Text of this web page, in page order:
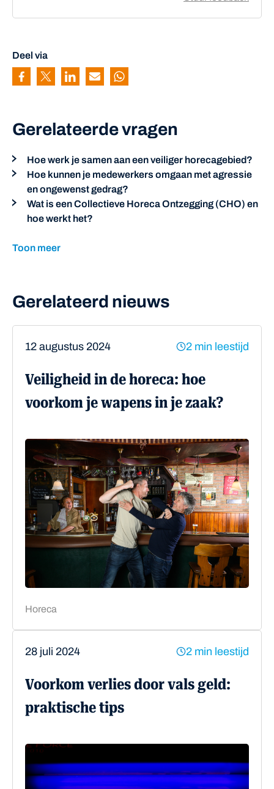
Deel via
Pagina delen via Facebook
Pagina delen via Twitter
Pagina delen via Linkedin
Pagina delen via Mail
Pagina delen via Whatsapp
Gerelateerde vragen
Hoe werk je samen aan een veiliger horecagebied?
Hoe kunnen je medewerkers omgaan met agressie
en ongewenst gedrag?
Wat is een Collectieve Horeca Ontzegging (CHO) en
hoe werkt het?
Toon meer
Gerelateerd nieuws
12 augustus 2024 2 min leestijd
Veiligheid in de horeca: hoe
voorkom je wapens in je zaak?
Horeca
28 juli 2024 2 min leestijd
Voorkom verlies door vals geld:
praktische tips